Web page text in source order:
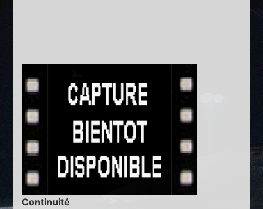
Continuité